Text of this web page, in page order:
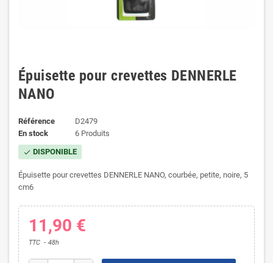
Épuisette pour crevettes DENNERLE
NANO
Référence
D2479
En stock
6 Produits
check DISPONIBLE
Épuisette pour crevettes DENNERLE NANO, courbée, petite, noire, 5
cm6
11,90 €
TTC 48h